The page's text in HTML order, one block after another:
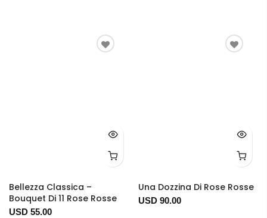
Bellezza Classica –
Bouquet Di 11 Rose Rosse
USD 55.00
Una Dozzina Di Rose Rosse
USD 90.00